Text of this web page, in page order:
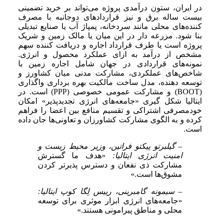
در ایران، ستون درآمدی پروژه می‌تواند بر خرید تضمینی
بیست ساله برق و نیز قراردادهای دوجانبه با مصرف
کننده‌های محلی مانند سردخانه، پمپاژ آب یا صنایع تبدیلی
بنا شود. مزرعه دار در این میان یا مالک زمین و شریک
پروژه است یا طرف قرارداد اجاره و دریافت کننده سهم
مشخص از درآمد به ازای عملکرد محصول و انرژی.
نمونه‌های قراردادی در جهان شامل اجاره زمین با
شاخص‌های عملکردی، مشارکت مدنی میان کشاورز و
توسعه دهنده، مدل ساخت مالکیت بهره برداری واگذاری
(BOOT) و مشارکت عمومی خصوصی (PPP) است. در
ایتالیا شکل گیری «جامعه‌های انرژی تجدیدپذیر» امکان
خودمصرفی اشتراکی و تقسیم منافع بین اعضا را فراهم
کرده و به الگوی مشارکت کشاورزان و تعاونی‌ها جان داده
است.
– گیلبرتو پیکتو فراتین، وزیر محیط زیست و
امنیت انرژی ایتالیا: «هدف ما گسترش
مشارکت ذی نفعان و دسترس پذیرتر کردن
مشوق‌ها است.»
– سیمونه گامبرینی، رییس لِگا کوپ ایتالیا:
«جامعه‌های انرژی ابزار موثری برای توسعه
محلی و مناطق پیرامونی هستند.»